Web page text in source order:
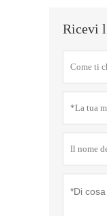
Ricevi